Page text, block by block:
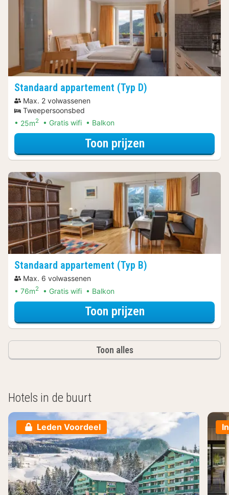
Standaard appartement (Typ D)
Max. 2 volwassenen
Tweepersoonsbed
25m2 Gratis wifi Balkon
Toon prijzenvoor Standaard
Standaard appartement (Typ B)
Max. 6 volwassenen
76m2 Gratis wifi Balkon
Toon prijzenvoor Standaard
Toon alles
Hotels in de buurt
Leden Voordeel